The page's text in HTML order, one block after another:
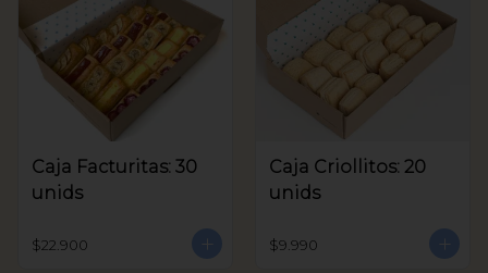
Caja Facturitas: 30
unids
$22.900
Caja Criollitos: 20
unids
$9.990